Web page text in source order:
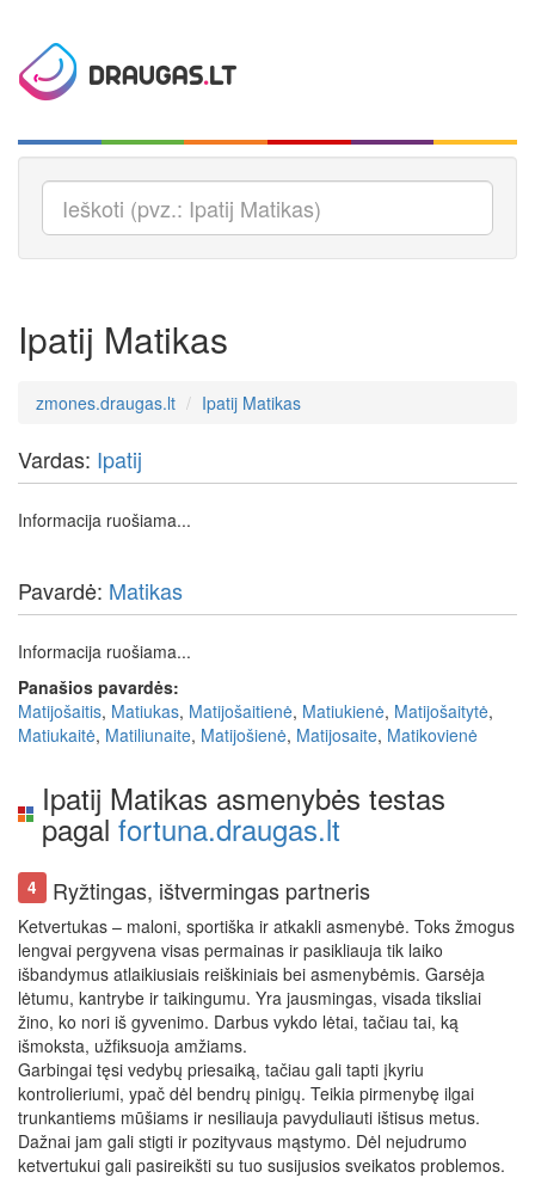
Ipatij Matikas
zmones.draugas.lt Ipatij Matikas
Vardas: Ipatij
Informacija ruošiama...
Pavardė: Matikas
Informacija ruošiama...
Panašios pavardės:
Matijošaitis, Matiukas, Matijošaitienė, Matiukienė, Matijošaitytė,
Matiukaitė, Matiliunaite, Matijošienė, Matijosaite, Matikovienė
Ipatij Matikas asmenybės testas
pagal fortuna.draugas.lt
4 Ryžtingas, ištvermingas partneris
Ketvertukas – maloni, sportiška ir atkakli asmenybė. Toks žmogus
lengvai pergyvena visas permainas ir pasikliauja tik laiko
išbandymus atlaikiusiais reiškiniais bei asmenybėmis. Garsėja
lėtumu, kantrybe ir taikingumu. Yra jausmingas, visada tiksliai
žino, ko nori iš gyvenimo. Darbus vykdo lėtai, tačiau tai, ką
išmoksta, užfiksuoja amžiams.
Garbingai tęsi vedybų priesaiką, tačiau gali tapti įkyriu
kontrolieriumi, ypač dėl bendrų pinigų. Teikia pirmenybę ilgai
trunkantiems mūšiams ir nesiliauja pavyduliauti ištisus metus.
Dažnai jam gali stigti ir pozityvaus mąstymo. Dėl nejudrumo
ketvertukui gali pasireikšti su tuo susijusios sveikatos problemos.